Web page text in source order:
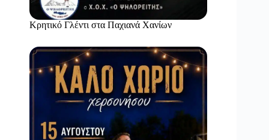
Κρητικό Γλέντι στα Παχιανά Χανίων